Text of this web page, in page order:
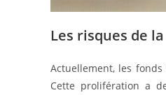
Les risques de
Actuellement, les
Cette prolifération a